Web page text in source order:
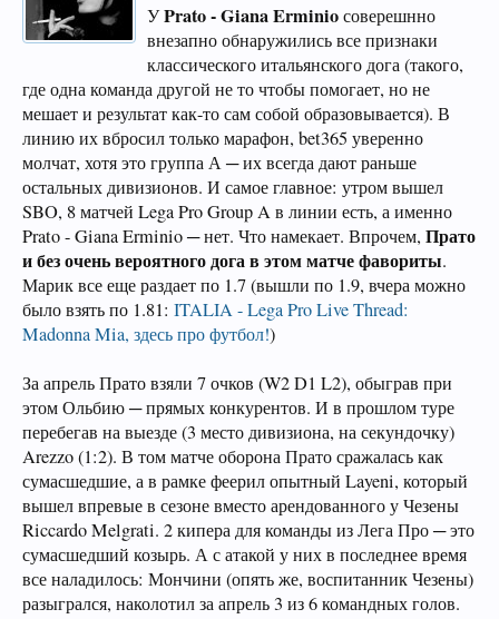
УPrato - Giana Erminioсоверешнно
внезапно обнаружились все признаки
классического итальянского дога (такого,
где одна команда другой не то чтобы помогает, но не
мешает и результат как-то сам собой образовывается). В
линию их вбросил только марафон, bet365 уверенно
молчат, хотя это группа А ─ их всегда дают раньше
остальных дивизионов. И самое главное: утром вышел
SBO, 8 матчей Lega Pro Group A в линии есть, а именно
Prato - Giana Erminio ─ нет. Что намекает. Впрочем, Прато
и без очень вероятного дога в этом матче фавориты.
Марик все еще раздает по 1.7 (вышли по 1.9, вчера можно
было взять по 1.81: ITALIA - Lega Pro Live Thread:
Madonna Mia, здесь про футбол!)
За апрель Прато взяли 7 очков (W2 D1 L2), обыграв при
этом Ольбию ─ прямых конкурентов. И в прошлом туре
перебегав на выезде (3 место дивизиона, на секундочку)
Arezzo (1:2). В том матче оборона Прато сражалась как
сумасшедшие, а в рамке феерил опытный Layeni, который
вышел впревые в сезоне вместо арендованного у Чезены
Riccardo Melgrati. 2 кипера для команды из Лега Про ─ это
сумасшедший козырь. А с атакой у них в последнее время
все наладилось: Мончини (опять же, воспитанник Чезены)
разыгрался, наколотил за апрель 3 из 6 командных голов.